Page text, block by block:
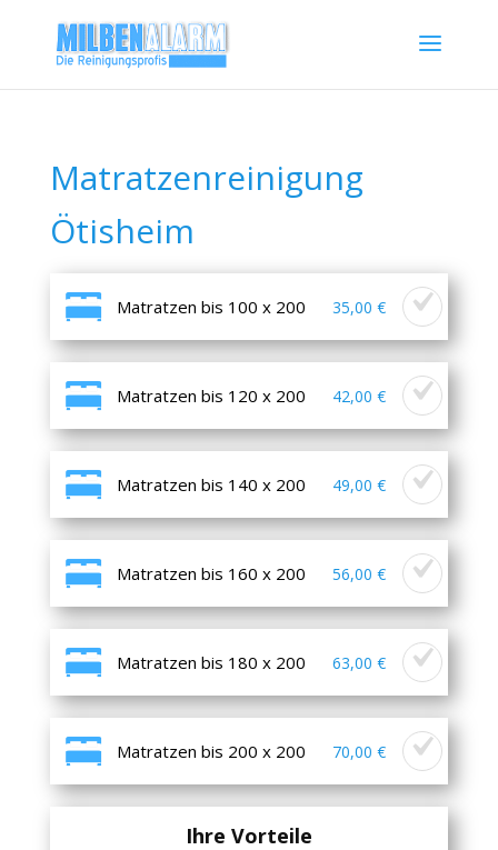
Matratzenreinigung
Ötisheim
Matratzen bis 100 x 200 35,00 €
Matratzen bis 120 x 200 42,00 €
Matratzen bis 140 x 200 49,00 €
Matratzen bis 160 x 200 56,00 €
Matratzen bis 180 x 200 63,00 €
Matratzen bis 200 x 200 70,00 €
Ihre Vorteile